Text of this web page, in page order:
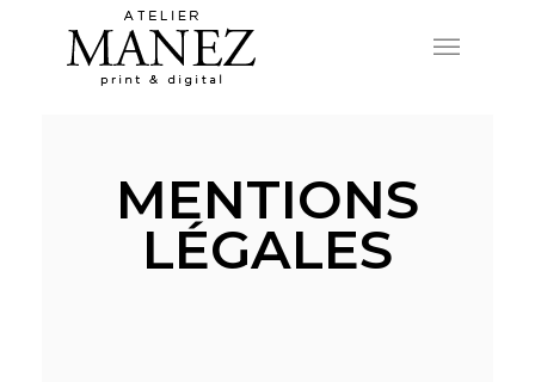
MENTIONS
LÉGALES